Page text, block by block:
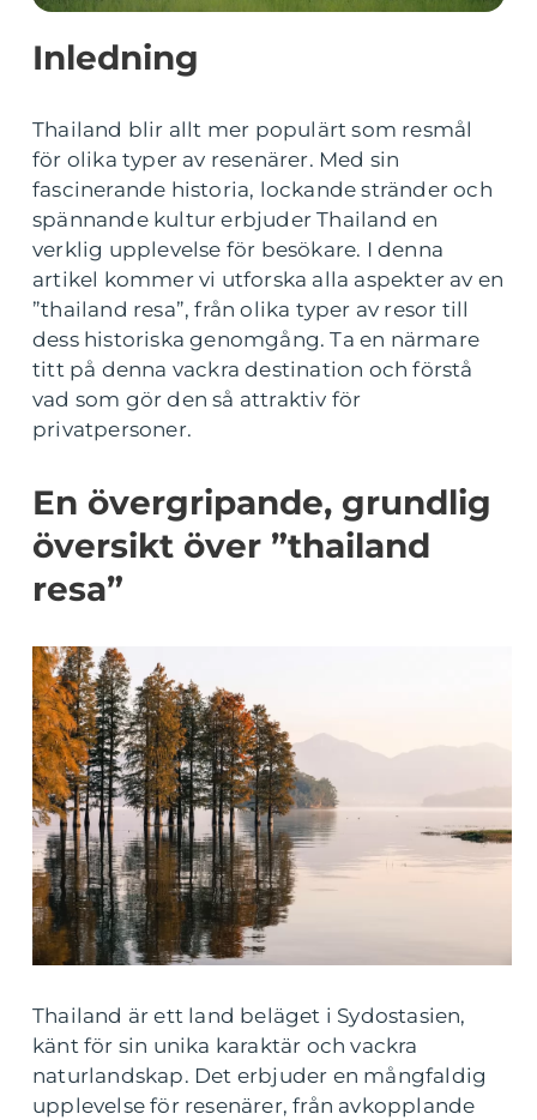
Inledning
Thailand blir allt mer populärt som resmål
för olika typer av resenärer. Med sin
fascinerande historia, lockande stränder och
spännande kultur erbjuder Thailand en
verklig upplevelse för besökare. I denna
artikel kommer vi utforska alla aspekter av en
”thailand resa”, från olika typer av resor till
dess historiska genomgång. Ta en närmare
titt på denna vackra destination och förstå
vad som gör den så attraktiv för
privatpersoner.
En övergripande, grundlig
översikt över ”thailand
resa”
Thailand är ett land beläget i Sydostasien,
känt för sin unika karaktär och vackra
naturlandskap. Det erbjuder en mångfaldig
upplevelse för resenärer, från avkopplande